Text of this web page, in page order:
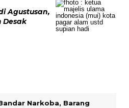
Agustusan,
Desak
Narkoba, Barang